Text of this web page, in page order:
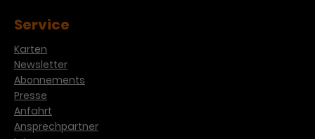
Service
Karten
Newsletter
Abonnements
Presse
Anfahrt
Ansprechpartner